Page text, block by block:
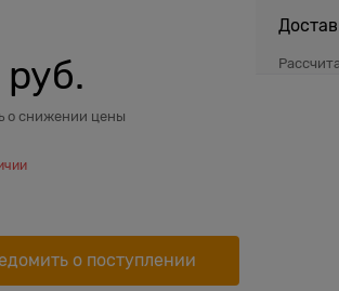
руб.
о снижении цены
о поступлении